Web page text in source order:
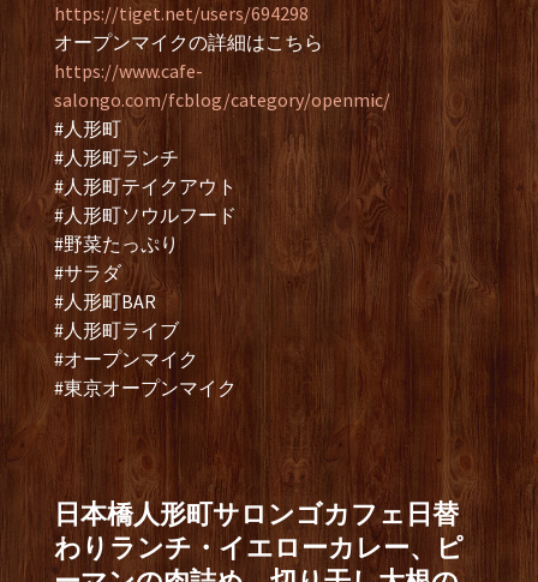
https://tiget.net/users/694298
オープンマイクの詳細はこちら
https://www.cafe-
salongo.com/fcblog/category/openmic/
#人形町
#人形町ランチ
#人形町テイクアウト
#人形町ソウルフード
#野菜たっぷり
#サラダ
#人形町BAR
#人形町ライブ
#オープンマイク
#東京オープンマイク
日本橋人形町サロンゴカフェ日替
わりランチ・イエローカレー、ピ